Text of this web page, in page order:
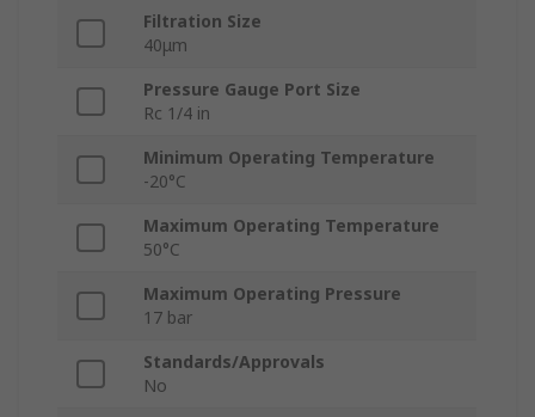
Filtration Size
40μm
Pressure Gauge Port Size
Rc 1/4 in
Minimum Operating Temperature
-20°C
Maximum Operating Temperature
50°C
Maximum Operating Pressure
17 bar
Standards/Approvals
No